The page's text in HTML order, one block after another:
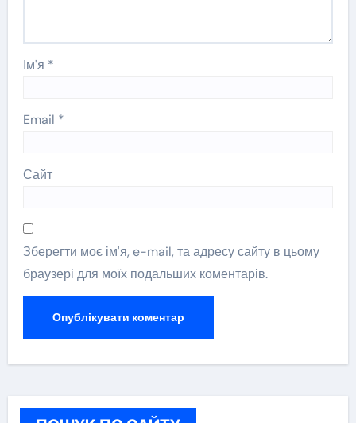
Ім'я *
Email *
Сайт
Зберегти моє ім'я, e-mail, та адресу сайту в цьому
браузері для моїх подальших коментарів.